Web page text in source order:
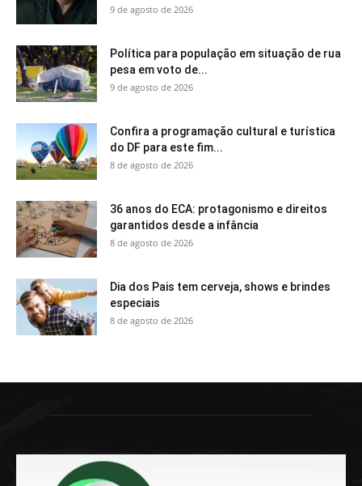
9 de agosto de 2026
Política para população em situação de rua
pesa em voto de...
9 de agosto de 2026
Confira a programação cultural e turística
do DF para este fim...
8 de agosto de 2026
36 anos do ECA: protagonismo e direitos
garantidos desde a infância
8 de agosto de 2026
Dia dos Pais tem cerveja, shows e brindes
especiais
8 de agosto de 2026